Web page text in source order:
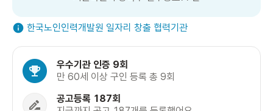
한국노인인력개발원 일자리 창출 협력기관
우수기관 인증 9회
만 60세 이상 구인 등록 총 9회
공고등록 187회